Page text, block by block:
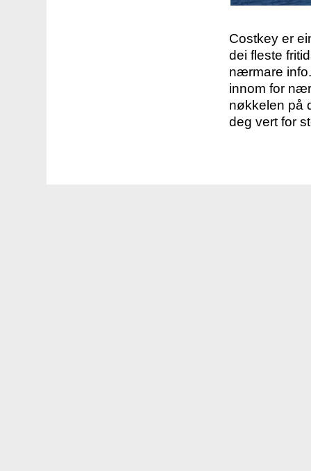
Costkey er
dei fleste
nærmare
innom for
nøkkelen på
deg vert for